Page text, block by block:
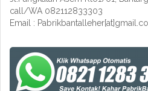
call/WA 082112833303
Email :